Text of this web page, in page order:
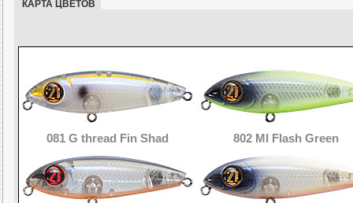
КАРТА ЦВЕТОВ
081 G thread Fin Shad 802 MI Flash Green